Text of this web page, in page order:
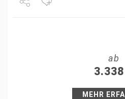
ab
3.338
MEHR